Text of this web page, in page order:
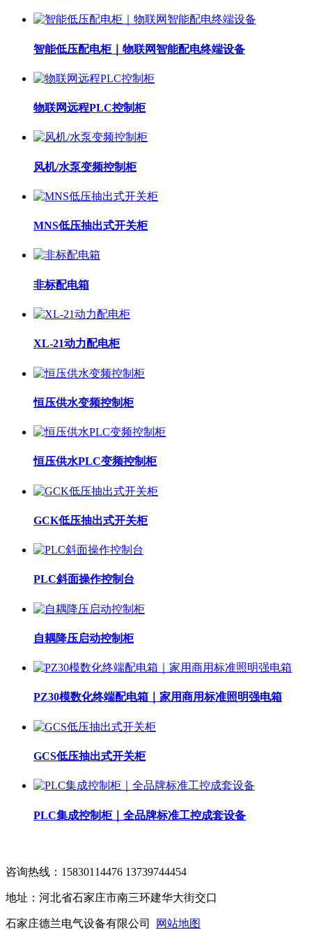
智能低压配电柜｜物联网智能配电终端设备
物联网远程PLC控制柜
风机/水泵变频控制柜
MNS低压抽出式开关柜
非标配电箱
XL-21动力配电柜
恒压供水变频控制柜
恒压供水PLC变频控制柜
GCK低压抽出式开关柜
PLC斜面操作控制台
自耦降压启动控制柜
PZ30模数化终端配电箱｜家用商用标准照明强电箱
GCS低压抽出式开关柜
PLC集成控制柜｜全品牌标准工控成套设备
咨询热线：15830114476 13739744454
地址：河北省石家庄市南三环建华大街交口
石家庄德兰电气设备有限公司 网站地图